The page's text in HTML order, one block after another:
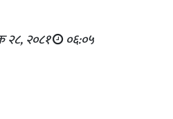
२८, २०८१ ०६:०५